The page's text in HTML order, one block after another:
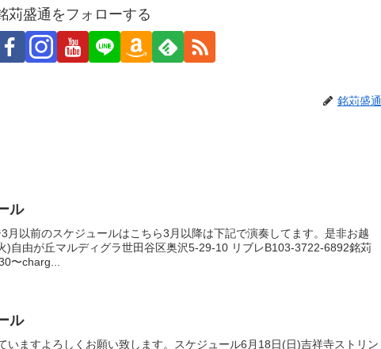
苅盛通をフォローする
銘苅盛通
ル
月以前のスケジュールはこちら3月以降は下記で演奏してます。是非お越
)自由が丘マルディグラ世田谷区奥沢5-29-10 リブレB103-3722-6892銘苅
〜charg...
ル
いますよろしくお願い致します。スケジュール6月18日(日)吉祥寺ストリン